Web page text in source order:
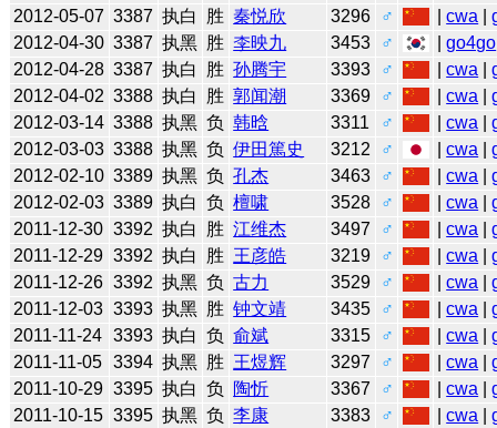
2012-05-07 3387 执白 胜 秦悦欣 3296 ♂ |cwa |
2012-04-30 3387 执黑 胜 李映九 3453 ♂ |go4go
2012-04-28 3387 执白 胜 孙腾宇 3393 ♂ |cwa |
2012-04-02 3388 执白 胜 郭闻潮 3369 ♂ |cwa |
2012-03-14 3388 执黑 负 韩晗 3311 ♂ |cwa |
2012-03-03 3388 执黑 负 伊田篤史 3212 ♂ |cwa |
2012-02-10 3389 执黑 负 孔杰 3463 ♂ |cwa |
2012-02-03 3389 执白 负 檀啸 3528 ♂ |cwa |
2011-12-30 3392 执白 胜 江维杰 3497 ♂ |cwa |
2011-12-29 3392 执白 胜 王彦皓 3219 ♂ |cwa |
2011-12-26 3392 执黑 负 古力 3529 ♂ |cwa |
2011-12-03 3393 执黑 胜 钟文靖 3435 ♂ |cwa |
2011-11-24 3393 执白 负 俞斌 3315 ♂ |cwa |
2011-11-05 3394 执黑 胜 王煜辉 3297 ♂ |cwa |
2011-10-29 3395 执白 负 陶忻 3367 ♂ |cwa |
2011-10-15 3395 执黑 负 李康 3383 ♂ |cwa |